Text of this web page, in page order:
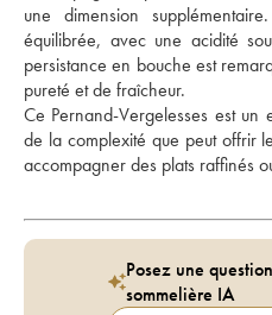
une dimension
équilibrée, avec une acidité
persistance en bouche est
pureté et de fraîcheur.
Ce Pernand-Vergelesses est
de la complexité que peut offrir
accompagner des plats raffinés
Posez une
sommelière IA